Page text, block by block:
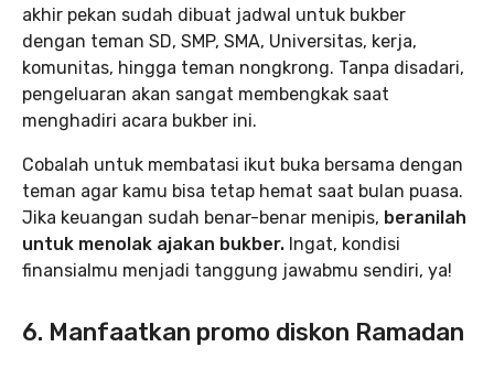
akhir pekan sudah dibuat jadwal untuk bukber
dengan teman SD, SMP, SMA, Universitas, kerja,
komunitas, hingga teman nongkrong. Tanpa disadari,
pengeluaran akan sangat membengkak saat
menghadiri acara bukber ini.
Cobalah untuk membatasi ikut buka bersama dengan
teman agar kamu bisa tetap hemat saat bulan puasa.
Jika keuangan sudah benar-benar menipis, beranilah
untuk menolak ajakan bukber. Ingat, kondisi
finansialmu menjadi tanggung jawabmu sendiri, ya!
6. Manfaatkan promo diskon Ramadan